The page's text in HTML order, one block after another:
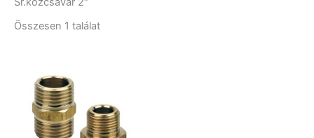
Összesen 1 találat